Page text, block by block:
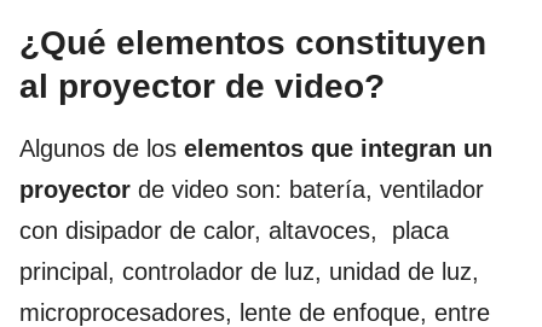
¿Qué elementos constituyen
al proyector de video?
Algunos de los elementos que integran un
proyector de video son: batería, ventilador
con disipador de calor, altavoces, placa
principal, controlador de luz, unidad de luz,
microprocesadores, lente de enfoque, entre